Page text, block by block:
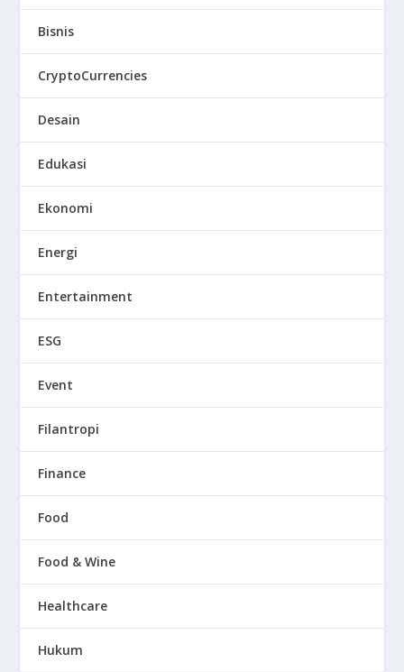
Bisnis
CryptoCurrencies
Desain
Edukasi
Ekonomi
Energi
Entertainment
ESG
Event
Filantropi
Finance
Food
Food & Wine
Healthcare
Hukum